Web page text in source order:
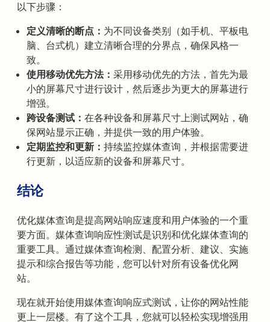
以下步骤：
定义清晰的断点： 为不同设备类别（如手机、平板电
脑、台式机）建立清晰合理的分界点，确保风格一
致。
使用移动优先方法： 采用移动优先的方法，首先为最
小的屏幕尺寸进行设计，然后逐步为更大的屏幕进行
增强。
跨设备测试： 在各种设备和屏幕尺寸上测试网站，确
保网站显示正确，并提供一致的用户体验。
定期监控和更新： 持续监控媒体查询，并根据需要进
行更新，以适应新的设备和屏幕尺寸。
结论
优化媒体查询是提高网站响应速度和用户体验的一个重
要方面。媒体查询响应性测试是识别和优化媒体查询的
重要工具。通过媒体查询检测、配置分析、建议、实施
提示和综合报告等功能，您可以针对所有设备优化网
站。
现在就开始使用媒体查询响应式测试，让你的网站性能
更上一层楼。有了这个工具，您就可以轻松实现增强用